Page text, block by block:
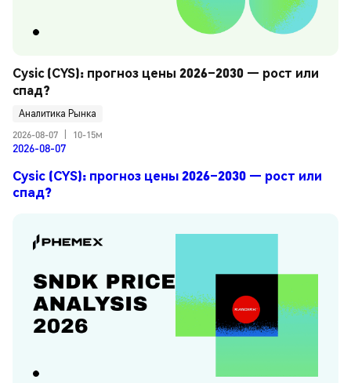
Cysic (CYS): прогноз цены 2026–2030 — рост или
спад?
Аналитика Рынка
2026-08-07
10-15м
2026-08-07
Cysic (CYS): прогноз цены 2026–2030 — рост или
спад?